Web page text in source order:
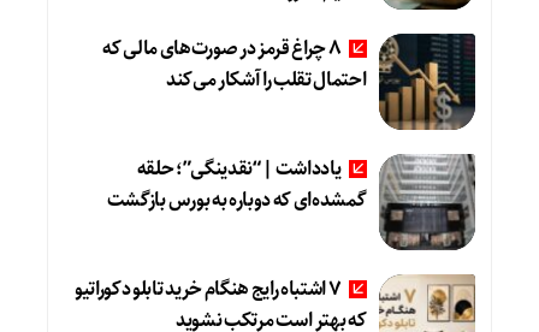
8 چراغ قرمز در صورت‌های مالی که
احتمال تقلب را آشکار می‌کند
یادداشت | “نقدینگی”؛ حلقه
گمشده‌ای که دوباره به بورس بازگشت
۷ اشتباه رایج هنگام خرید تابلو دکوراتیو
که بهتر است مرتکب نشوید